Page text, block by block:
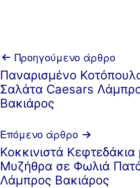
Πλοήγηση
άρθρων
Προηγούμενο άρθρο
Παναρισμένο
Σαλάτα Caesars
Βακιάρος
Επόμενο άρθρο
Κοκκινιστά Κεφτεδάκια
Μυζήθρα σε Φωλιά
Λάμπρος Βακιάρος